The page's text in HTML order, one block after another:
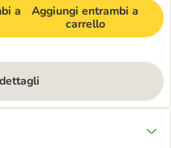
a
Aggiungi entrambi a
carrello